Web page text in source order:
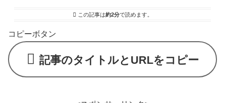
この記事は約2分で読めます。
コピーボタン
記事のタイトルとURLをコピー